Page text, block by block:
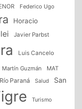
Federico Ugo
Horacio
Javier Parbst
Luis Cancelo
Martín Guzmán
MAT
Río Paraná Salud San
Turismo